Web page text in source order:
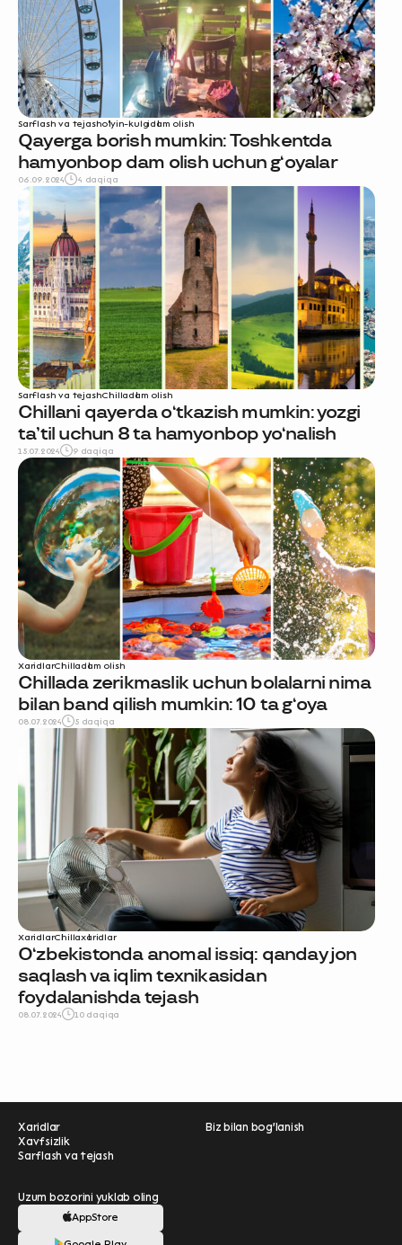
Sarflash va tejasho‘yin-kulgidam olish
Qayerga borish mumkin: Toshkentda
hamyonbop dam olish uchun g‘oyalar
06.09.2024 4 daqiqa
Sarflash va tejashChilladam olish
Chillani qayerda o‘tkazish mumkin: yozgi
ta’til uchun 8 ta hamyonbop yo‘nalish
15.07.2024 9 daqiqa
XaridlarChilladam olish
Chillada zerikmaslik uchun bolalarni nima
bilan band qilish mumkin: 10 ta g‘oya
08.07.2024 5 daqiqa
XaridlarChillaxaridlar
O‘zbekistonda anomal issiq: qanday jon
saqlash va iqlim texnikasidan
foydalanishda tejash
08.07.2024 10 daqiqa
Xaridlar
Xavfsizlik
Sarflash va tejash
Biz bilan bog'lanish
Uzum bozorini yuklab oling
AppStore
Uzum Bank bilan
ko'proq imtiyozlar
qo'shing — so‘rovnomada
qatnashing ❤️
boshlash